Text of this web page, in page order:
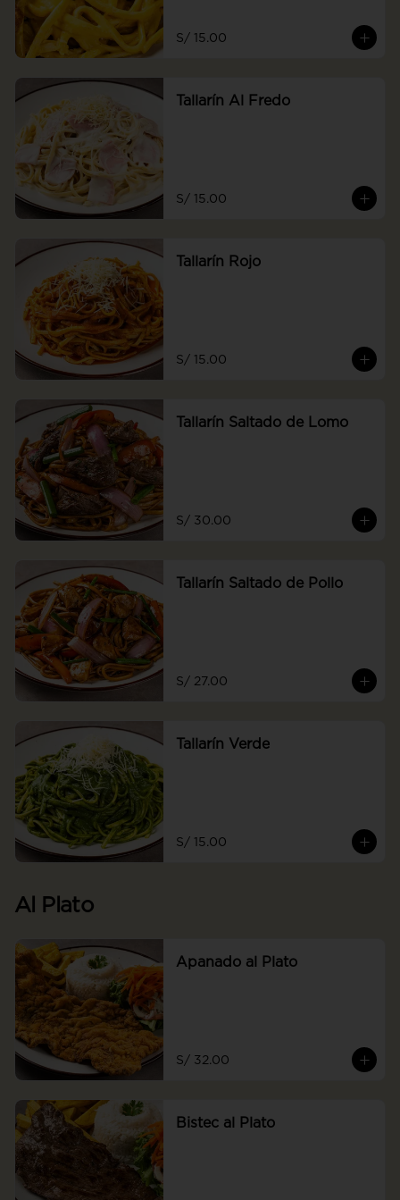
S/ 15.00
Tallarín Al Fredo
S/ 15.00
Tallarín Rojo
S/ 15.00
Tallarín Saltado de Lomo
S/ 30.00
Tallarín Saltado de Pollo
S/ 27.00
Tallarín Verde
S/ 15.00
Al Plato
Apanado al Plato
S/ 32.00
Bistec al Plato